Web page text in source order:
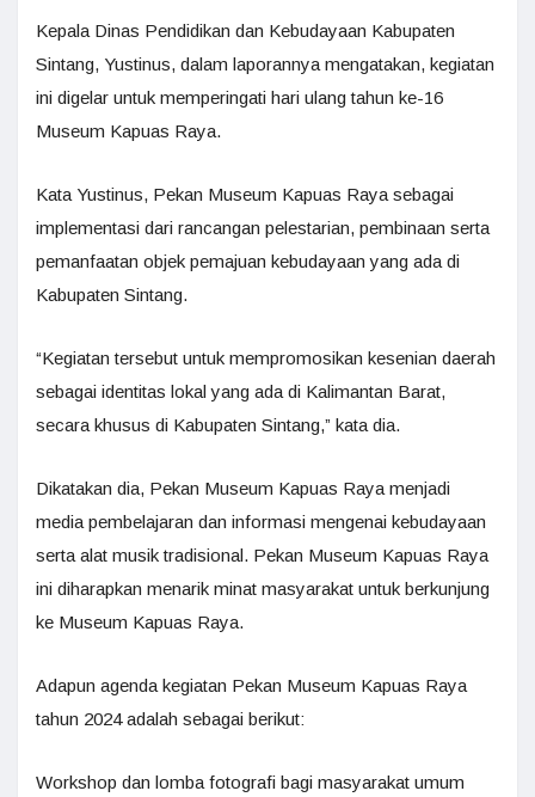
Kepala Dinas Pendidikan dan Kebudayaan Kabupaten
Sintang, Yustinus, dalam laporannya mengatakan, kegiatan
ini digelar untuk memperingati hari ulang tahun ke-16
Museum Kapuas Raya.
Kata Yustinus, Pekan Museum Kapuas Raya sebagai
implementasi dari rancangan pelestarian, pembinaan serta
pemanfaatan objek pemajuan kebudayaan yang ada di
Kabupaten Sintang.
“Kegiatan tersebut untuk mempromosikan kesenian daerah
sebagai identitas lokal yang ada di Kalimantan Barat,
secara khusus di Kabupaten Sintang,” kata dia.
Dikatakan dia, Pekan Museum Kapuas Raya menjadi
media pembelajaran dan informasi mengenai kebudayaan
serta alat musik tradisional. Pekan Museum Kapuas Raya
ini diharapkan menarik minat masyarakat untuk berkunjung
ke Museum Kapuas Raya.
Adapun agenda kegiatan Pekan Museum Kapuas Raya
tahun 2024 adalah sebagai berikut:
Workshop dan lomba fotografi bagi masyarakat umum